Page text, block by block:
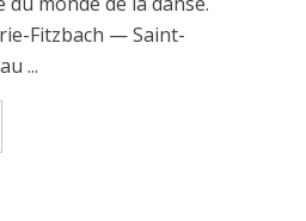
Fitzbach — Saint-
...